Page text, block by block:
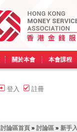
關於本會 本會課程
登入 註冊
討論區首頁 » 討論區 » 新手